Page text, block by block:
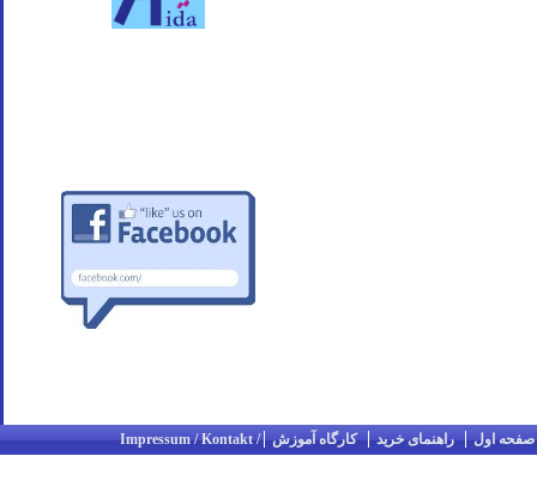
صفحه اول راهنمای خرید کارگاه آموزش